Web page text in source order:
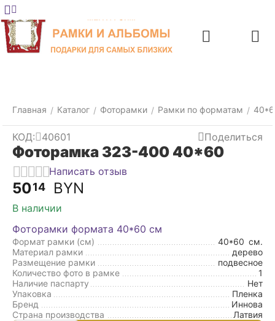
Главная / Каталог / Фоторамки / Рамки по форматам /
КОД: 40601 Поделиться
Фоторамка 323-400 40*60
Написать отзыв
5014 BYN
В наличии
Фоторамки формата 40*60 см
Формат рамки (см) 40*60 см.
Материал рамки
дерево
Размещение рамки
подвесное
Количество фото в рамке
1
Наличие паспарту
Нет
Упаковка
Пленка
Бренд
Иннова
Страна производства
Латвия
Меню
товары